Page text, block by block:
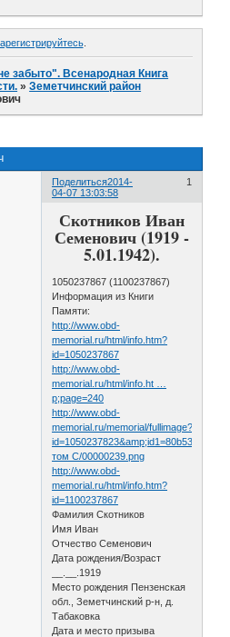
.
забыто". Всенародная Книга
»Земетчинский район
Поделиться 1
2014-
04-07 13:03:58
Скотников Иван
Семенович (1919 -
5.01.1942).
1050237867 (1100237867)
Информация из Книги
Памяти:
http://www.obd-
memorial.ru/html/info.htm?
id=1050237867
http://www.obd-
memorial.ru/html/info.ht …
p;page=240
http://www.obd-
memorial.ru/memorial/fullimage?
том С/00000239.png
http://www.obd-
memorial.ru/html/info.htm?
id=1100237867
Фамилия Скотников
Имя Иван
Отчество Семенович
Дата рождения/Возраст
__.__.1919
Место рождения Пензенская
обл., Земетчинский р-н, д.
Табаковка
Дата и место призыва